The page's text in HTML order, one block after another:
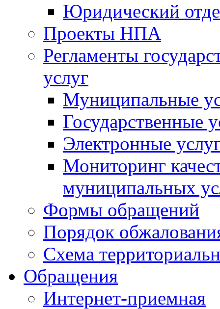
Юридический
Проекты НПА
Регламенты
услуг
Муниципальные
Государственные
Электронные
Мониторинг
муниципальных
Формы обращений
Порядок
Схема
Обращения
Интернет-приемная